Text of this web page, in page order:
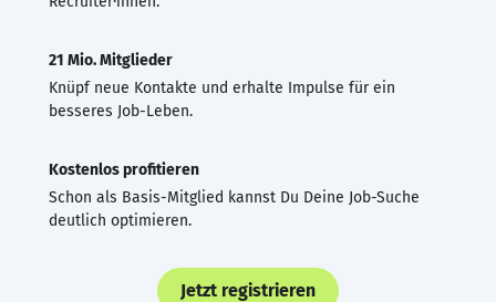
21 Mio. Mitglieder
Knüpf neue Kontakte und erhalte Impulse für ein
besseres Job-Leben.
Kostenlos profitieren
Schon als Basis-Mitglied kannst Du Deine Job-Suche
deutlich optimieren.
Jetzt registrieren